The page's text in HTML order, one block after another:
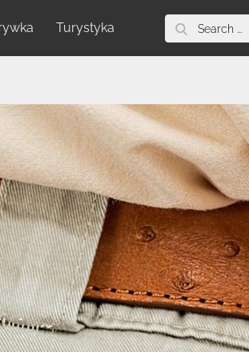
Turystyka
Search
for: